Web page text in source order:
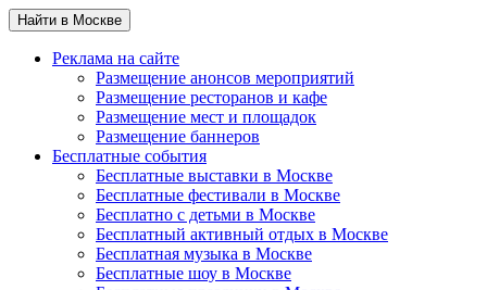
Найти в Москве
Реклама на сайте
Размещение анонсов мероприятий
Размещение ресторанов и кафе
Размещение мест и площадок
Размещение баннеров
Бесплатные события
Бесплатные выставки в Москве
Бесплатные фестивали в Москве
Бесплатно с детьми в Москве
Бесплатный активный отдых в Москве
Бесплатная музыка в Москве
Бесплатные шоу в Москве